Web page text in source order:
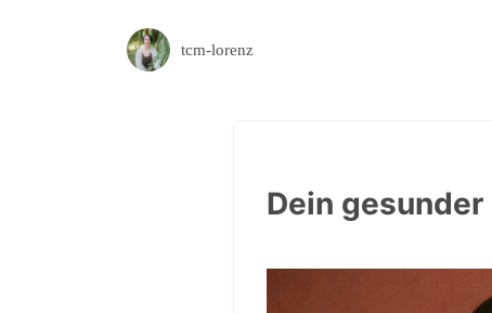
tcm-lorenz
Dein